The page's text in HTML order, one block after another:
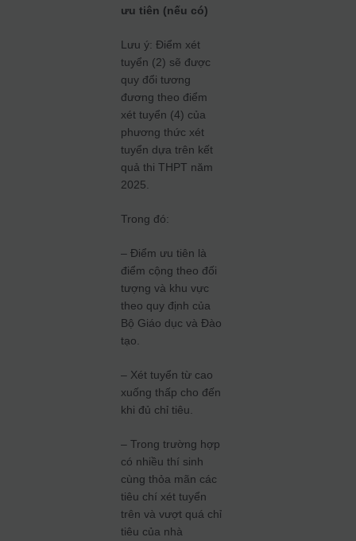
ưu tiên (nếu có)
Lưu ý: Điểm xét
tuyển (2) sẽ được
quy đổi tương
đương theo điểm
xét tuyển (4) của
phương thức xét
tuyển dựa trên kết
quả thi THPT năm
2025.
Trong đó:
– Điểm ưu tiên là
điểm cộng theo đối
tượng và khu vực
theo quy định của
Bộ Giáo dục và Đào
tạo.
– Xét tuyển từ cao
xuống thấp cho đến
khi đủ chỉ tiêu.
– Trong trường hợp
có nhiều thí sinh
cùng thỏa mãn các
tiêu chí xét tuyển
trên và vượt quá chỉ
tiêu của nhà